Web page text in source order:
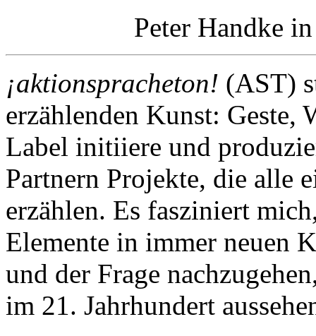
Peter Handke
¡aktionspracheton! (AST)
erzählenden Kunst: Geste,
Label initiiere und
Partnern Projekte, die alle
erzählen. Es fasziniert
Elemente in immer neuen
und der Frage
im 21. Jahrhundert